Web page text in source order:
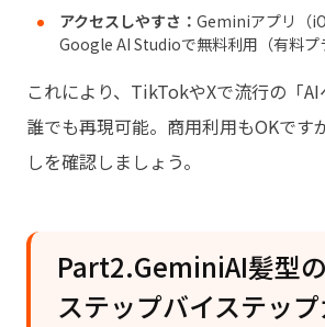
アクセスしやすさ： Geminiアプリ（
Google AI Studioで無料利用（有料プ
これにより、TikTokやXで流行の「
誰でも再現可能。商用利用もOKです
しを確認しましょう。
Part2.GeminiAI髪型
ステップバイステッ